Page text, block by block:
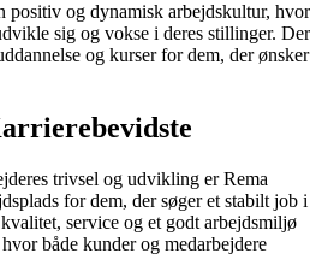
positiv og dynamisk arbejdskultur, hvor
sig og vokse i deres stillinger. Der
og kurser for dem, der ønsker
trivsel og udvikling er Rema
for dem, der søger et stabilt job i
service og et godt arbejdsmiljø
både kunder og medarbejdere